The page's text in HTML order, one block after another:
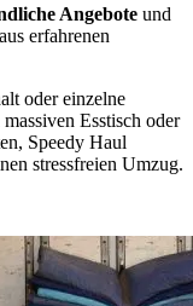
Angebote und
erfahrenen
oder einzelne
Esstisch oder
Speedy Haul
stressfreien Umzug.